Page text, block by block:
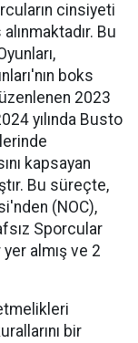
cinsiyeti
Bu
boks
2023
yılında Busto
kapsayan
Bu süreçte,
(NOC),
Sporcular
almış ve 2
bir